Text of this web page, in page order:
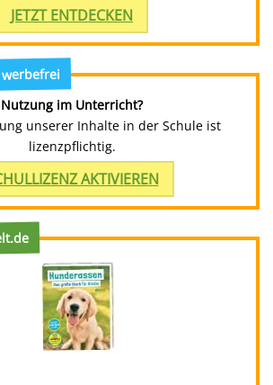
JETZT ENTDECKEN
Nutzung im Unterricht?
unserer Inhalte in der Schule ist
lizenzpflichtig.
AKTIVIEREN